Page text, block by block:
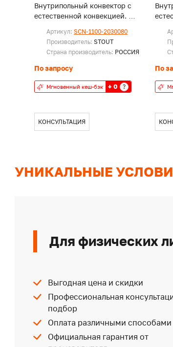
Внутрипольный конвектор с
естественной конвекцией. С
Артикул: SCN-1100-2030080
Производитель: STOUT
Страна производитель: РОССИЯ
По запросу
Мгновенный кеш-бэк + 0 ?
КОНСУЛЬТАЦИЯ
По
УНИКАЛЬНЫЕ
Для физических
Выгодная цена и скидки
Профессиональная
подбор
Оплата различными способами
Официальная гарантия от